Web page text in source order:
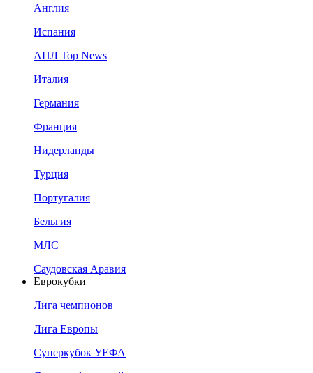
Англия
Испания
АПЛ Top News
Италия
Германия
Франция
Нидерланды
Турция
Португалия
Бельгия
МЛС
Саудовская Аравия
Еврокубки
Лига чемпионов
Лига Европы
Суперкубок УЕФА